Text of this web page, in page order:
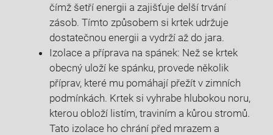
čímž šetří energii a zajišťuje delší trvání
zásob. Tímto způsobem si krtek udržuje
dostatečnou energii a vydrží až do jara.
Izolace a příprava na spánek: Než se krtek
obecný uloží ke spánku, provede několik
příprav, které mu pomáhají přežít v zimních
podmínkách. Krtek si vyhrabe hlubokou noru,
kterou obloží listím, traviním a kůrou stromů.
Tato izolace ho chrání před mrazem a